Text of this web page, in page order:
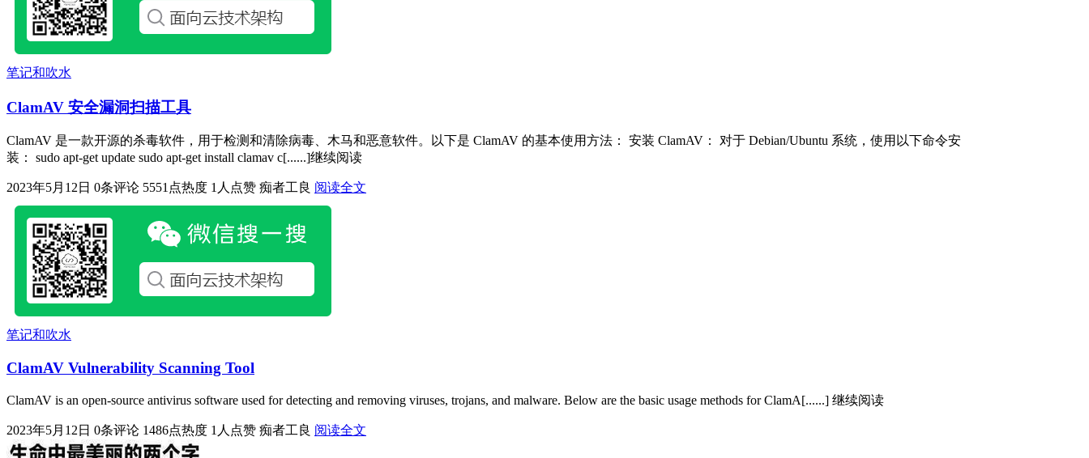
笔记和吹水
ClamAV 安全漏洞扫描工具
ClamAV 是一款开源的杀毒软件，用于检测和清除病毒、木马和恶意软件。以下是 ClamAV 的基本使用方法： 安装 ClamAV： 对于 Debian/Ubuntu 系统，使用以下命令安
装： sudo apt-get update sudo apt-get install clamav c[......]继续阅读
2023年5月12日 0条评论 5551点热度 1人点赞 痴者工良 阅读全文
笔记和吹水
ClamAV Vulnerability Scanning Tool
ClamAV is an open-source antivirus software used for detecting and removing viruses, trojans, and malware. Below are the basic usage methods for ClamA[......] 继续阅读
2023年5月12日 0条评论 1486点热度 1人点赞 痴者工良 阅读全文